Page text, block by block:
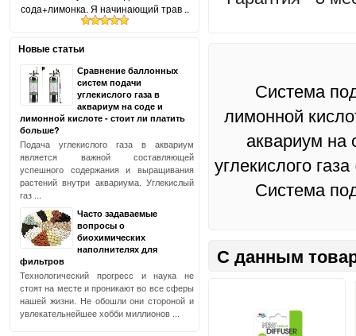
Система
лимонной
аквариум на
углекислого
Система
С данным
сода+лимонка. Я начинающий трав ..
Новые статьи
Сравнение баллонных
систем подачи
углекислого газа в
аквариум на соде и
лимонной кислоте - стоит ли платить
больше?
Подача углекислого газа в аквариум
является важной составляющей
успешного содержания и выращивания
растений внутри аквариума. Углекислый
газ ...
Часто задаваемые
вопросы о
биохимических
наполнителях для
фильтров
Технологический прогресс и наука не
стоят на месте и проникают во все сферы
нашей жизни. Не обошли они стороной и
увлекательнейшее хобби миллионов ...